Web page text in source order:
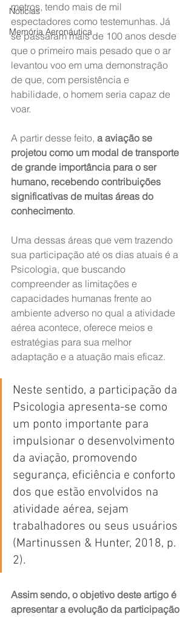
Notícias
Memória Aeronáutica
metros, tendo mais de mil
espectadores como testemunhas. Já
se passaram mais de 100 anos desde
que o primeiro mais pesado que o ar
levantou voo em uma demonstração
de que, com persistência e
habilidade, o homem seria capaz de
voar.
A partir desse feito, a aviação se
projetou como um modal de transporte
de grande importância para o ser
humano, recebendo contribuições
significativas de muitas áreas do
conhecimento.
Uma dessas áreas que vem trazendo
sua participação até os dias atuais é a
Psicologia, que buscando
compreender as limitações e
capacidades humanas frente ao
ambiente adverso no qual a atividade
aérea acontece, oferece meios e
estratégias para sua melhor
adaptação e a atuação mais eficaz.
Neste sentido, a participação da
Psicologia apresenta-se como
um ponto importante para
impulsionar o desenvolvimento
da aviação, promovendo
segurança, eficiência e conforto
dos que estão envolvidos na
atividade aérea, sejam
trabalhadores ou seus usuários
(Martinussen & Hunter, 2018, p.
2).
Assim sendo, o objetivo deste artigo é
apresentar a evolução da participação